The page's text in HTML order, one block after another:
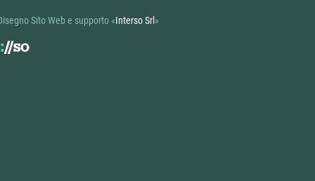
Sito Web e supporto «Interso Srl »